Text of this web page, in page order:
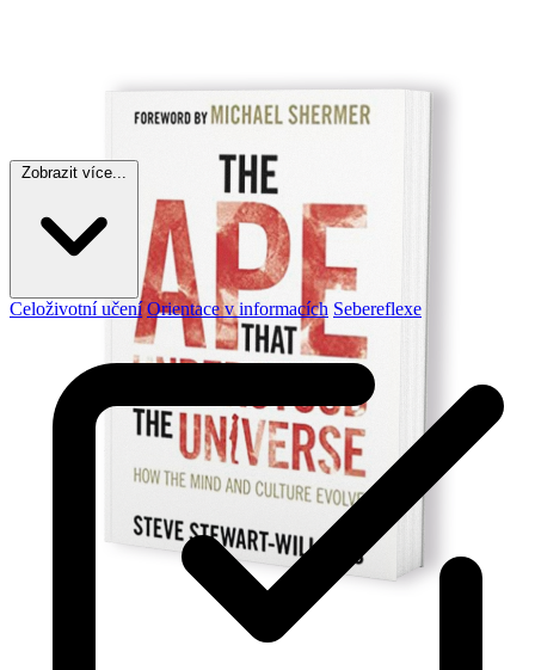
Zobrazit více...
Celoživotní učení Orientace v informacích Sebereflexe